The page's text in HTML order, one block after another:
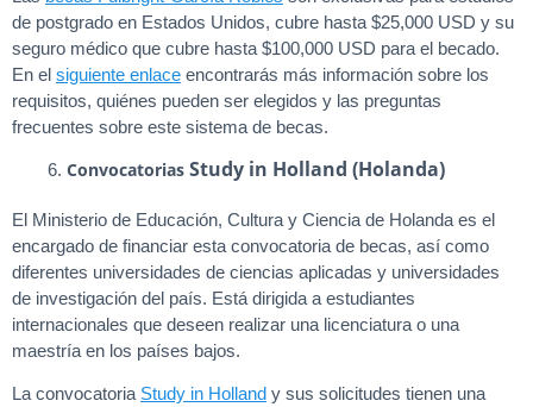
de postgrado en Estados Unidos, cubre hasta $25,000 USD y su
seguro médico que cubre hasta $100,000 USD para el becado.
En el siguiente enlace encontrarás más información sobre los
requisitos, quiénes pueden ser elegidos y las preguntas
frecuentes sobre este sistema de becas.
Convocatorias Study in Holland (Holanda)
El Ministerio de Educación, Cultura y Ciencia de Holanda es el
encargado de financiar esta convocatoria de becas, así como
diferentes universidades de ciencias aplicadas y universidades
de investigación del país. Está dirigida a estudiantes
internacionales que deseen realizar una licenciatura o una
maestría en los países bajos.
La convocatoria Study in Holland y sus solicitudes tienen una